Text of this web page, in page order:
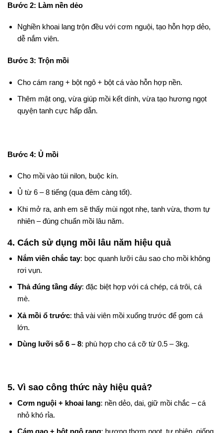
Bước 2: Làm nền dẻo
Nghiền khoai lang trộn đều với cơm nguội, tạo hỗn hợp dẻo,
dễ nắm viên.
Bước 3: Trộn mồi
Cho cám rang + bột ngô + bột cá vào hỗn hợp nền.
Thêm mật ong, vừa giúp mồi kết dính, vừa tạo hương ngọt
quyện tanh cực hấp dẫn.
Bước 4: Ủ mồi
Cho mồi vào túi nilon, buộc kín.
Ủ từ 6 – 8 tiếng (qua đêm càng tốt).
Khi mở ra, anh em sẽ thấy mùi ngọt nhẹ, tanh vừa, thơm tự
nhiên – đúng chuẩn mồi lâu năm.
4. Cách sử dụng mồi lâu năm hiệu quả
Nắm viên chắc tay: bọc quanh lưỡi câu sao cho mồi không
rơi vụn.
Thả đúng tầng đáy: đặc biệt hợp với cá chép, cá trôi, cá
mè.
Xả mồi ổ trước: thả vài viên mồi xuống trước để gom cá
lớn.
Dùng lưỡi số 6 – 8: phù hợp cho cá cỡ từ 0.5 – 3kg.
5. Vì sao công thức này hiệu quả?
Cơm nguội + khoai lang: nền dẻo, dai, giữ mồi chắc – cá
nhỏ khó rỉa.